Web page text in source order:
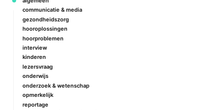
communicatie & media
gezondheidszorg
hooroplossingen
hoorproblemen
interview
kinderen
lezersvraag
onderwijs
onderzoek & wetenschap
opmerkelijk
reportage